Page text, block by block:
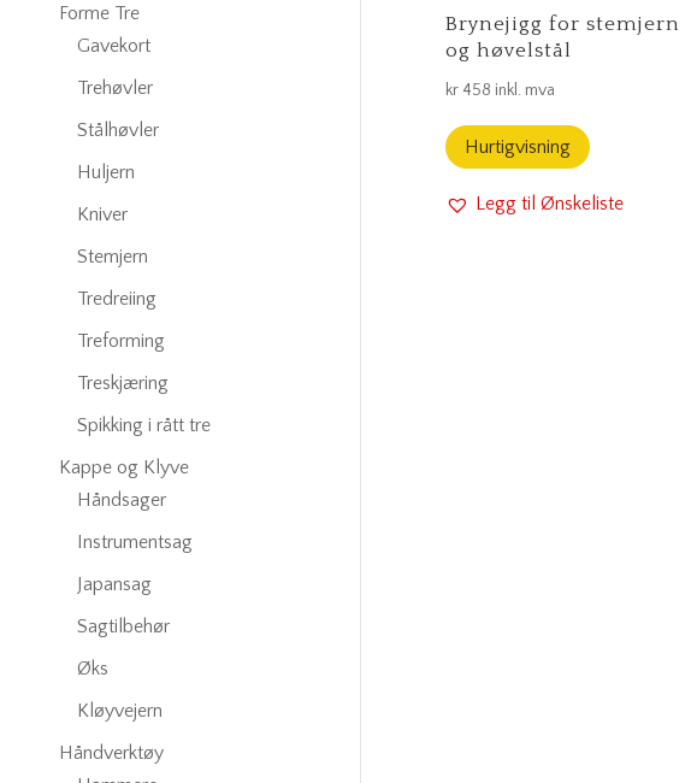
Forme Tre
Gavekort
Trehøvler
Stålhøvler
Huljern
Kniver
Stemjern
Tredreiing
Treforming
Treskjæring
Spikking i rått tre
Kappe og Klyve
Håndsager
Instrumentsag
Japansag
Sagtilbehør
Øks
Kløyvejern
Håndverktøy
Brynejigg for stemjern
og høvelstål
kr 458 inkl. mva
Hurtigvisning
Legg til Ønskeliste